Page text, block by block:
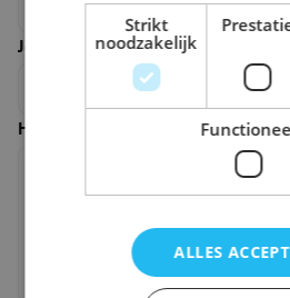
Je e-mailadres*
Hoe kunnen we deze pagina
Strikt
noodzakelijk
ALLES